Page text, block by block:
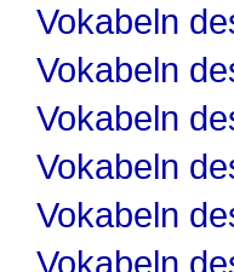
Vokabeln
Vokabeln
Vokabeln
Vokabeln
Vokabeln
Vokabeln